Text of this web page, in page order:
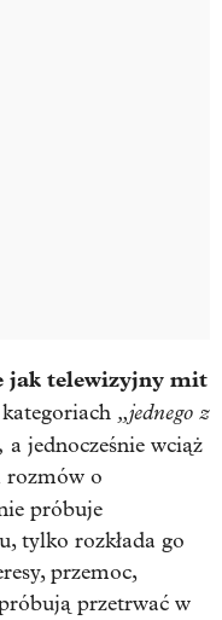
jak telewizyjny mit
„jednego z
a jednocześnie wciąż
rozmów o
próbuje
tylko rozkłada go
przemoc,
przetrwać w